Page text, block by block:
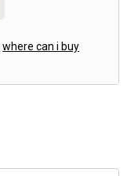
where can i buy